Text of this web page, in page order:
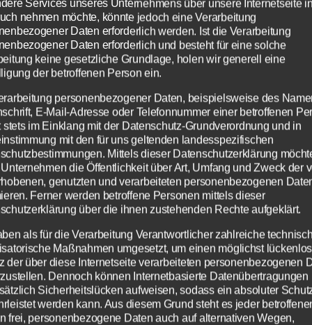
zur Formel 1 - Bildquelle: Eigene Darstellung /
1 Qualifying zum GP der USA am
aufgrund schlechten Wetters auf den
verschoben werden. Das Qualifying wird
im TV und im Live Stream übertragen.
dass n-tv dieses um 20 Uhr am
doch dieses wurde dann von der FIA
verschoben. Um 23 Uhr MESZ entschied die
dann das Qualifying auf den heutigen
zu verschieben.
Services unseres Unternehmens über unsere Internetseite in
nehmen möchte, könnte jedoch eine Verarbeitung
Daten erforderlich werden. Ist die Verarbeitung
Daten erforderlich und besteht für eine solche
keine gesetzliche Grundlage, holen wir generell eine
der betroffenen Person ein.
personenbezogener Daten, beispielsweise des
E-Mail-Adresse oder Telefonnummer einer betroffenen
stets im Einklang mit der Datenschutz-Grundverordnung und in
mit den für uns geltenden landesspezifischen
Mittels dieser Datenschutzerklärung
die Öffentlichkeit über Art, Umfang und Zweck der
genutzten und verarbeiteten personenbezogenen
Ferner werden betroffene Personen mittels dieser
über die ihnen zustehenden Rechte aufgeklärt.
als für die Verarbeitung Verantwortlicher zahlreiche
Maßnahmen umgesetzt, um einen möglichst
der über diese Internetseite verarbeiteten personenbezogenen
Dennoch können Internetbasierte Datenübertragungen
Sicherheitslücken aufweisen, sodass ein absoluter
werden kann. Aus diesem Grund steht es jeder
frei, personenbezogene Daten auch auf alternativen Wegen,